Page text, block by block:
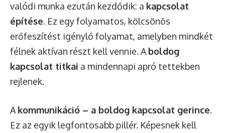
valódi munka ezután kezdődik: a kapcsolat
építése. Ez egy folyamatos, kölcsönös
erőfeszítést igénylő folyamat, amelyben mindkét
félnek aktívan részt kell vennie. A boldog
kapcsolat titkai a mindennapi apró tettekben
rejlenek.
A kommunikáció – a boldog kapcsolat gerince.
Ez az egyik legfontosabb pillér. Képesnek kell